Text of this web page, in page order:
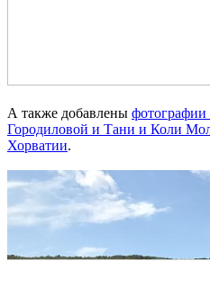
А также добавлены
Городиловой и Тани и Коли
Хорватии.